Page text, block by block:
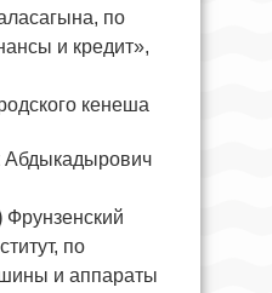
по
и кредит»,
кенеша
Абдыкадырович
Фрунзенский
по
и аппараты